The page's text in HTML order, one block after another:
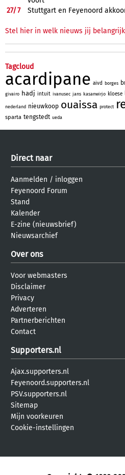
27/7 Stuttgart en Feyenoord
Stel hier in welk nieuws jij
Tagcloud
acardipane aivd borges
givairo hadj intuit ivanusec jans kasanwirjo kloese
nederland nieuwkoop ouaissa protect
sparta tengstedt ueda
Direct naar
Aanmelden / inloggen
Feyenoord Forum
Stand
Kalender
E-zine (nieuwsbrief)
Nieuwsarchief
Over ons
Voor webmasters
Disclaimer
Privacy
Adverteren
Partnerberichten
Contact
Supporters.nl
Ajax.supporters.nl
Feyenoord.supporters.nl
PSV.supporters.nl
Sitemap
Mijn voorkeuren
Cookie-instellingen